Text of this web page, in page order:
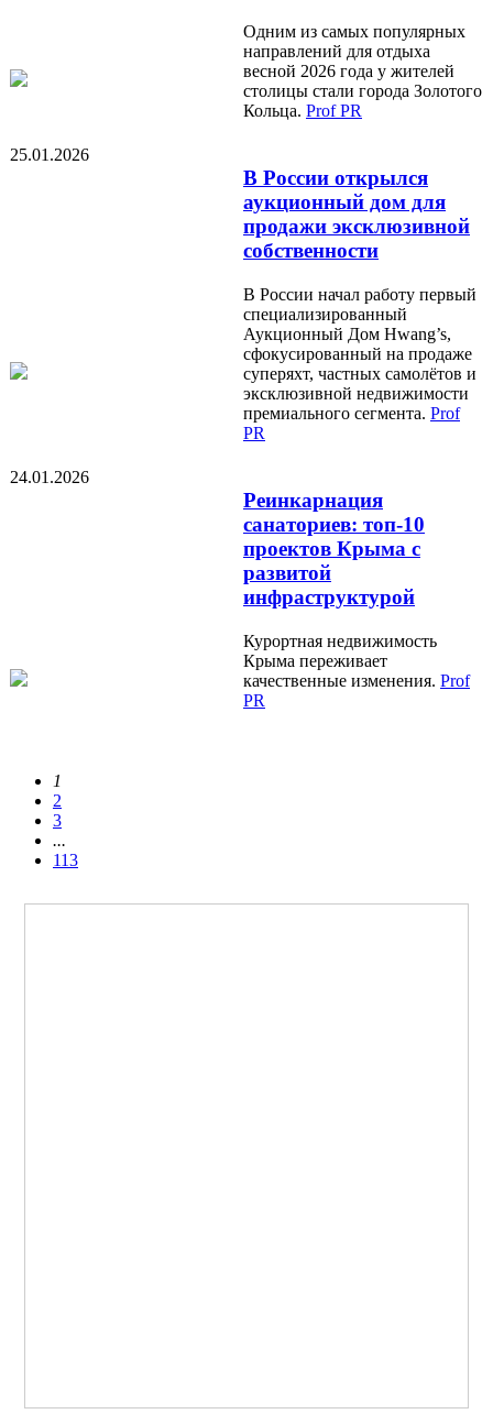
Одним из самых популярных
направлений для отдыха
весной 2026 года у жителей
столицы стали города Золотого
Кольца. Prof PR
25.01.2026
В России открылся
аукционный дом для
продажи эксклюзивной
собственности
В России начал работу первый
специализированный
Аукционный Дом Hwang’s,
сфокусированный на продаже
суперяхт, частных самолётов и
эксклюзивной недвижимости
премиального сегмента. Prof
PR
24.01.2026
Реинкарнация
санаториев: топ-10
проектов Крыма с
развитой
инфраструктурой
Курортная недвижимость
Крыма переживает
качественные изменения. Prof
PR
1
2
3
...
113